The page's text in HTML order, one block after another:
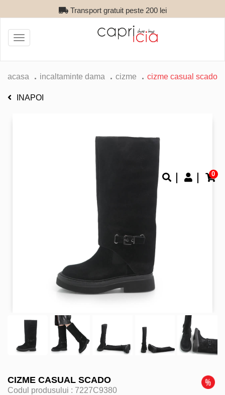
Transport gratuit peste 200 lei
0
Toggle
navigation
acasa incaltaminte dama cizme cizme casual scado
INAPOI
CIZME CASUAL SCADO
Codul produsului : 7227C9380